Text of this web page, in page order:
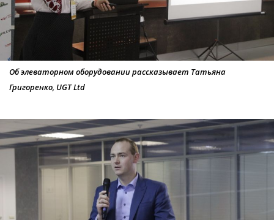
Об элеваторном оборудовании рассказывает Татьяна
Григоренко, UGT Ltd